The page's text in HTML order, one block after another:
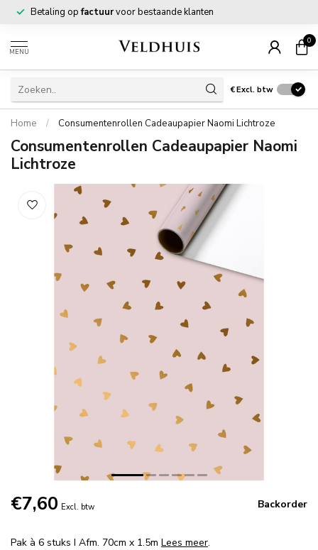
Betaling opfactuurvoor bestaande klanten
MENU
0
€Excl. btw
Home / Consumentenrollen Cadeaupapier Naomi Lichtroze
Consumentenrollen Cadeaupapier Naomi
Lichtroze
€7,60 Excl. btw Backorder
Pak à 6 stuks I Afm. 70cm x 1.5m Lees meer.